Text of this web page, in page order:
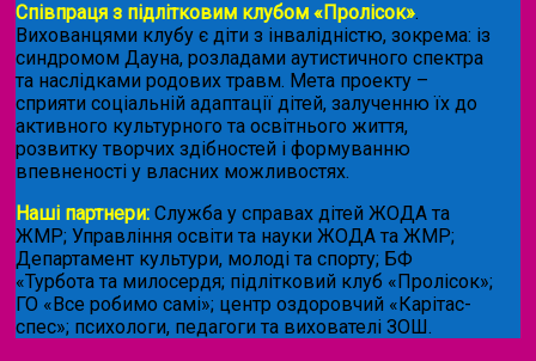
Співпраця з підлітковим клубом «Пролісок».
Вихованцями клубу є діти з інвалідністю, зокрема: із
синдромом Дауна, розладами аутистичного спектра
та наслідками родових травм. Мета проекту –
сприяти соціальній адаптації дітей, залученню їх до
активного культурного та освітнього життя,
розвитку творчих здібностей і формуванню
впевненості у власних можливостях.
Наші партнери: Служба у справах дітей ЖОДА та
ЖМР; Управління освіти та науки ЖОДА та ЖМР;
Департамент культури, молоді та спорту; БФ
«Турбота та милосердя; підлітковий клуб «Пролісок»;
ГО «Все робимо самі»; центр оздоровчий «Карітас-
спес»; психологи, педагоги та вихователі ЗОШ.